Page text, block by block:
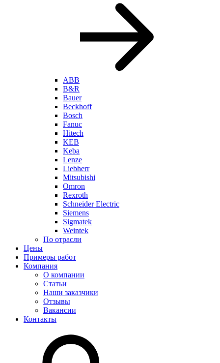
ABB
B&R
Bauer
Beckhoff
Bosch
Fanuc
Hitech
KEB
Keba
Lenze
Liebherr
Mitsubishi
Omron
Rexroth
Schneider Electric
Siemens
Sigmatek
Weintek
По отрасли
Цены
Примеры работ
Компания
О компании
Статьи
Наши заказчики
Отзывы
Вакансии
Контакты